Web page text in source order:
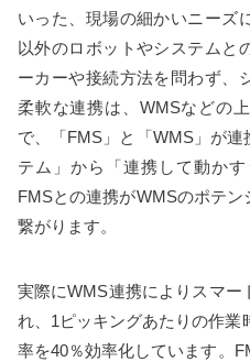
いった、現場の細かいニーズ
以外のロボットやシステムと
ーカーや接続方法を問わず、
柔軟な連携は、WMSなどの
で、「FMS」と「WMS」が
テム」から「連携して動か
FMSとの連携がWMSのポテ
繋がります。
実際にWMS連携によりスマー
れ、1ピッキングあたりの作業
率を40％効率化しています。